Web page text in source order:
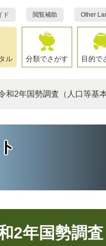
ド 閲覧補助 Other
ル 分類でさがす 目的で
和2年国勢調査（人口等基本
2年国勢調査